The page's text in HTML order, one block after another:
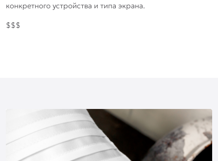
конкретного устройства и типа экрана.
$$$